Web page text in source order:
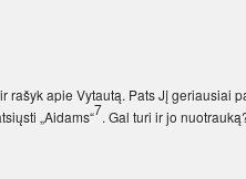
apie Vytautą. Pats Jį geriausiai
„Aidams“7. Gal turi ir jo